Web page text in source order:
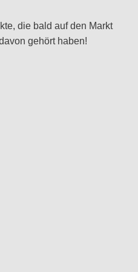
die bald auf den Markt
gehört haben!